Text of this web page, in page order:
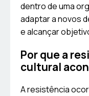
dentro de uma
adaptar a novos
e alcançar
Por que a
cultural
A resistência